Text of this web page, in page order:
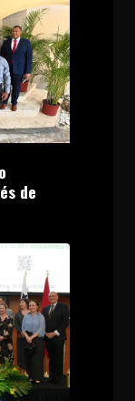
de